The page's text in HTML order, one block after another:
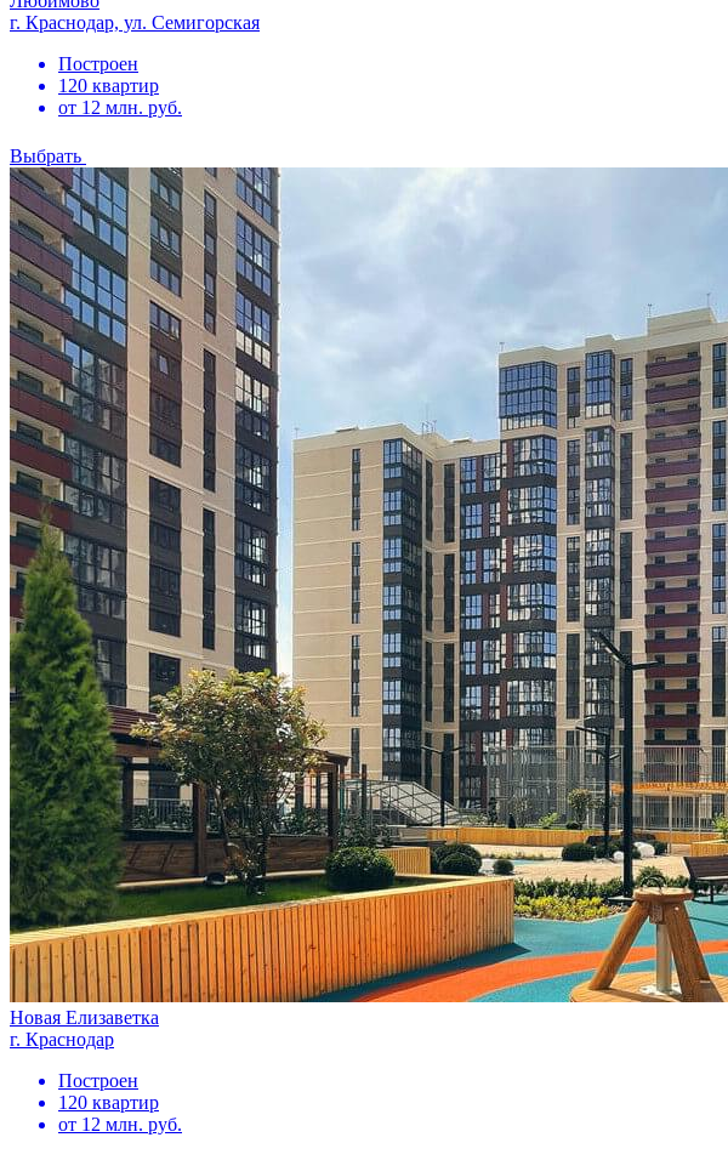
г. Краснодар, ул. Семигорская
Построен
120 квартир
от 12 млн. руб.
Выбрать
Новая Елизаветка
г. Краснодар
Построен
120 квартир
от 12 млн. руб.